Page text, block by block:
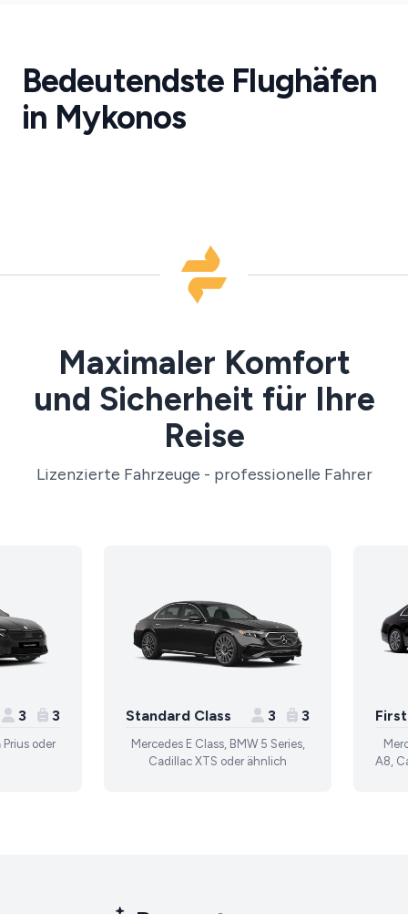
Bedeutendste Flughäfen
in Mykonos
Mykonos
·
JMK
Maximaler Komfort
und Sicherheit für Ihre
Reise
Lizenzierte Fahrzeuge - professionelle Fahrer
3 3
oder
Standard Class 3 3
Mercedes E Class, BMW 5 Series,
Cadillac XTS oder ähnlich
A8,